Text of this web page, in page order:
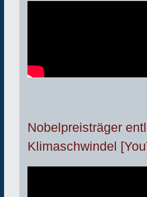
Nobelpreisträger
Klimaschwindel